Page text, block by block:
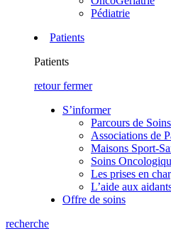
Pédiatrie
Patients
Patients
retour fermer
S’informer
Parcours de Soins
Associations de
Maisons Sport-
Soins
Les prises en
L’aide aux
Offre de soins
recherche